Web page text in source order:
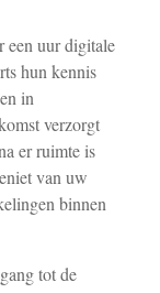
een uur digitale
hun kennis
in
verzorgt
er ruimte is
van uw
binnen
tot de